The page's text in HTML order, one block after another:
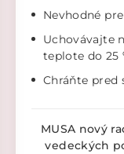
Nevhodné
Uchovávajte
teplote do 25
Chráňte pred
MUSA nový
vedeckých